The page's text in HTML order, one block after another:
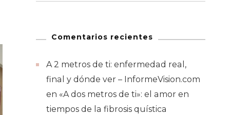
Comentarios recientes
A 2 metros de ti: enfermedad real,
final y dónde ver – InformeVision.com
en «A dos metros de ti»: el amor en
tiempos de la fibrosis quística